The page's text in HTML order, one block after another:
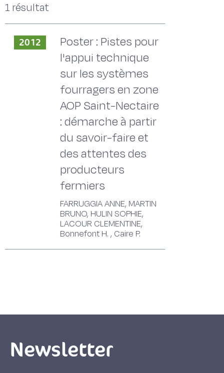
1 résultat
2012
Poster : Pistes pour
l'appui technique
sur les systèmes
fourragers en zone
AOP Saint-Nectaire
: démarche à partir
du savoir-faire et
des attentes des
producteurs
fermiers
FARRUGGIA ANNE, MARTIN
BRUNO, HULIN SOPHIE,
LACOUR CLEMENTINE,
Bonnefont H. , Caire P.
Newsletter